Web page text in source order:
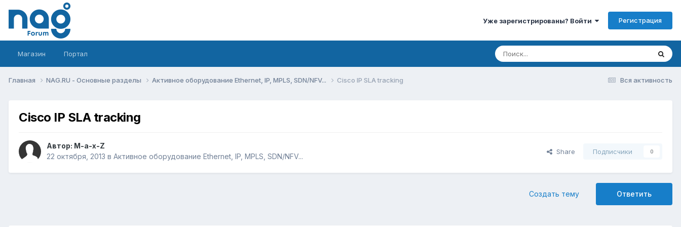
Уже зарегистрированы? Войти Регистрация
Магазин Портал
Вся активность
Главная NAG.RU - Основные разделы Активное оборудование Ethernet, IP, MPLS, SDN/NFV... Cisco IP SLA tracking
Cisco IP SLA tracking
Автор: M-a-x-Z
22 октября, 2013 в Активное оборудование Ethernet, IP, MPLS, SDN/NFV...
Share Подписчики 0
Ответить
Создать тему